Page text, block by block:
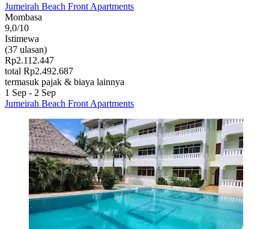
Jumeirah Beach Front Apartments
Mombasa
9,0/10
Istimewa
(37 ulasan)
Rp2.112.447
total Rp2.492.687
termasuk pajak & biaya lainnya
1 Sep - 2 Sep
Jumeirah Beach Front Apartments